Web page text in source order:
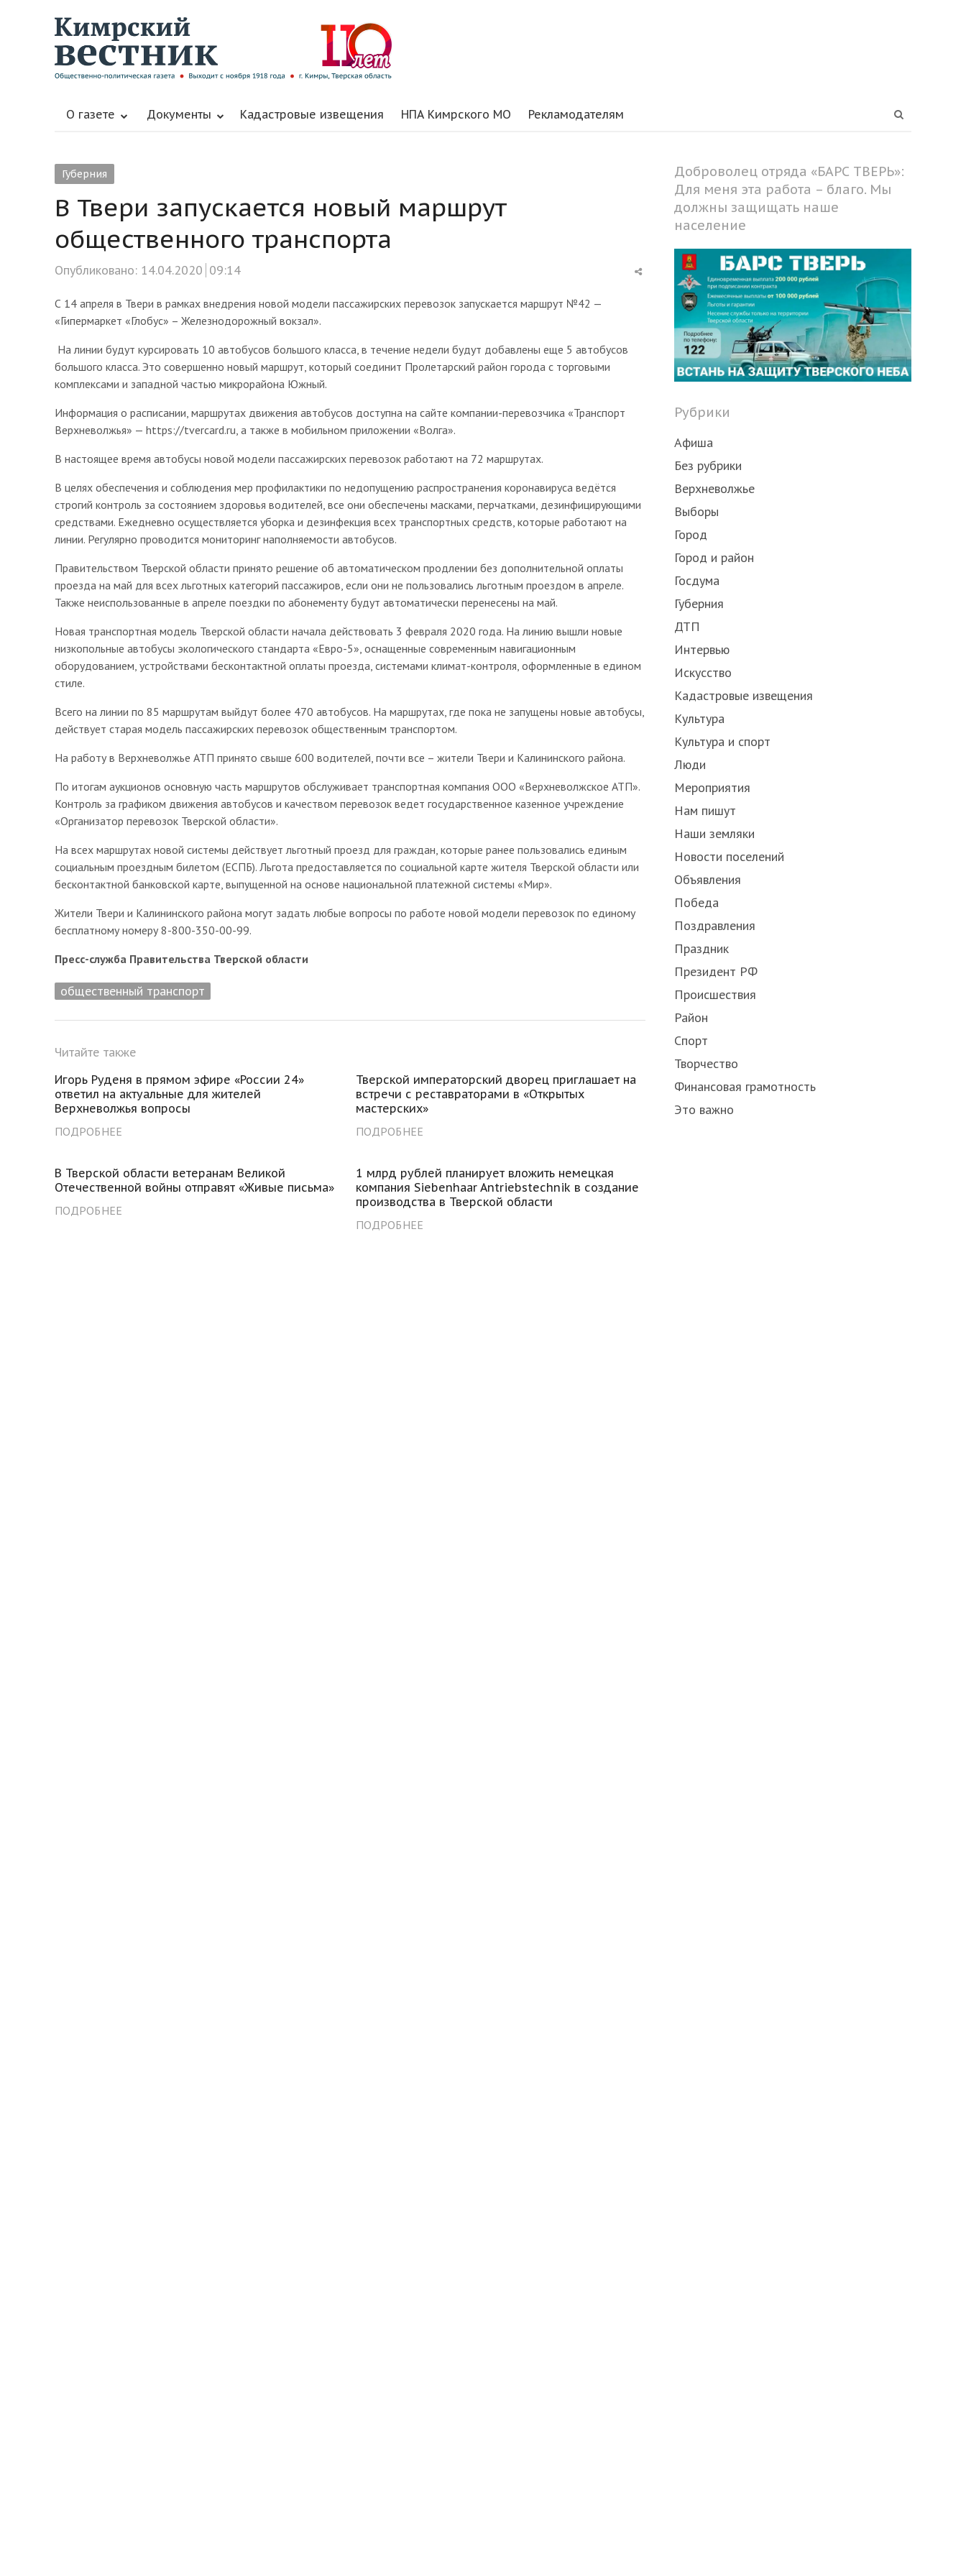
О газете Документы Кадастровые извещения НПА Кимрского МО Рекламодателям
Губерния
В Твери запускается новый маршрут
общественного транспорта
Опубликовано: 14.04.2020 09:14
Share
С 14 апреля в Твери в рамках внедрения новой модели пассажирских перевозок запускается маршрут №42 —
«Гипермаркет «Глобус» – Железнодорожный вокзал».
На линии будут курсировать 10 автобусов большого класса, в течение недели будут добавлены еще 5 автобусов
большого класса. Это совершенно новый маршрут, который соединит Пролетарский район города с торговыми
комплексами и западной частью микрорайона Южный.
Информация о расписании, маршрутах движения автобусов доступна на сайте компании-перевозчика «Транспорт
Верхневолжья» — https://tvercard.ru, а также в мобильном приложении «Волга».
В настоящее время автобусы новой модели пассажирских перевозок работают на 72 маршрутах.
В целях обеспечения и соблюдения мер профилактики по недопущению распространения коронавируса ведётся
строгий контроль за состоянием здоровья водителей, все они обеспечены масками, перчатками, дезинфицирующими
средствами. Ежедневно осуществляется уборка и дезинфекция всех транспортных средств, которые работают на
линии. Регулярно проводится мониторинг наполняемости автобусов.
Правительством Тверской области принято решение об автоматическом продлении без дополнительной оплаты
проезда на май для всех льготных категорий пассажиров, если они не пользовались льготным проездом в апреле.
Также неиспользованные в апреле поездки по абонементу будут автоматически перенесены на май.
Новая транспортная модель Тверской области начала действовать 3 февраля 2020 года. На линию вышли новые
низкопольные автобусы экологического стандарта «Евро-5», оснащенные современным навигационным
оборудованием, устройствами бесконтактной оплаты проезда, системами климат-контроля, оформленные в едином
стиле.
Всего на линии по 85 маршрутам выйдут более 470 автобусов. На маршрутах, где пока не запущены новые автобусы,
действует старая модель пассажирских перевозок общественным транспортом.
На работу в Верхневолжье АТП принято свыше 600 водителей, почти все – жители Твери и Калининского района.
По итогам аукционов основную часть маршрутов обслуживает транспортная компания ООО «Верхневолжское АТП».
Контроль за графиком движения автобусов и качеством перевозок ведет государственное казенное учреждение
«Организатор перевозок Тверской области».
На всех маршрутах новой системы действует льготный проезд для граждан, которые ранее пользовались единым
социальным проездным билетом (ЕСПБ). Льгота предоставляется по социальной карте жителя Тверской области или
бесконтактной банковской карте, выпущенной на основе национальной платежной системы «Мир».
Жители Твери и Калининского района могут задать любые вопросы по работе новой модели перевозок по единому
бесплатному номеру 8-800-350-00-99.
Пресс-служба Правительства Тверской области
общественный транспорт
Читайте также
Игорь Руденя в прямом эфире «России 24»
ответил на актуальные для жителей
Верхневолжья вопросы
ПОДРОБНЕЕ
Тверской императорский дворец приглашает на
встречи с реставраторами в «Открытых
мастерских»
ПОДРОБНЕЕ
В Тверской области ветеранам Великой
Отечественной войны отправят «Живые письма»
ПОДРОБНЕЕ
1 млрд рублей планирует вложить немецкая
компания Siebenhaar Antriebstechnik в создание
производства в Тверской области
ПОДРОБНЕЕ
Доброволец отряда «БАРС ТВЕРЬ»:
Для меня эта работа – благо. Мы
должны защищать наше
население
Рубрики
Афиша
Без рубрики
Верхневолжье
Выборы
Город
Город и район
Госдума
Губерния
ДТП
Интервью
Искусство
Кадастровые извещения
Культура
Культура и спорт
Люди
Мероприятия
Нам пишут
Наши земляки
Новости поселений
Объявления
Победа
Поздравления
Праздник
Президент РФ
Происшествия
Район
Спорт
Творчество
Финансовая грамотность
Это важно